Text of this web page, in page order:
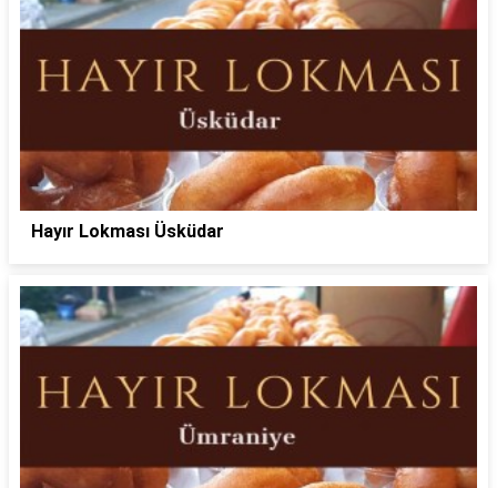
Hayır Lokması Üsküdar